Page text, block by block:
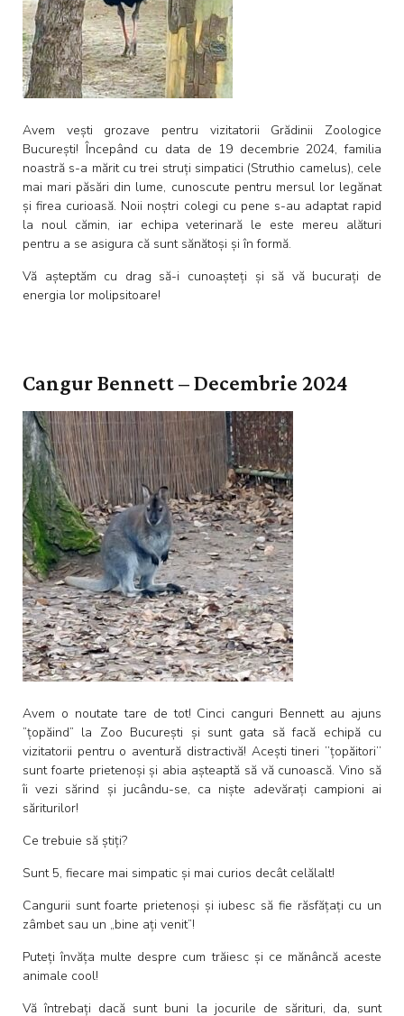
Avem vești grozave pentru vizitatorii Grădinii Zoologice
București! Începând cu data de 19 decembrie 2024, familia
noastră s-a mărit cu trei struți simpatici (Struthio camelus), cele
mai mari păsări din lume, cunoscute pentru mersul lor legănat
și firea curioasă. Noii noștri colegi cu pene s-au adaptat rapid
la noul cămin, iar echipa veterinară le este mereu alături
pentru a se asigura că sunt sănătoși și în formă.
Vă așteptăm cu drag să-i cunoașteți și să vă bucurați de
energia lor molipsitoare!
Cangur Bennett – Decembrie 2024
Avem o noutate tare de tot! Cinci canguri Bennett au ajuns
”țopăind” la Zoo București și sunt gata să facă echipă cu
vizitatorii pentru o aventură distractivă! Acești tineri ’’țopăitori’’
sunt foarte prietenoși și abia așteaptă să vă cunoască. Vino să
îi vezi sărind și jucându-se, ca niște adevărați campioni ai
săriturilor!
Ce trebuie să știți?
Sunt 5, fiecare mai simpatic și mai curios decât celălalt!
Cangurii sunt foarte prietenoși și iubesc să fie răsfățați cu un
zâmbet sau un „bine ați venit”!
Puteți învăța multe despre cum trăiesc și ce mănâncă aceste
animale cool!
Vă întrebați dacă sunt buni la jocurile de sărituri, da, sunt